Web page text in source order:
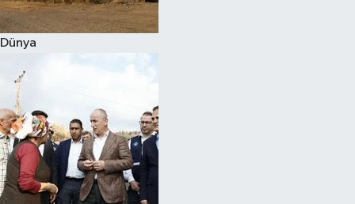
Dünya
Kadın
Kültür Sanat
Sağlık
Siyaset